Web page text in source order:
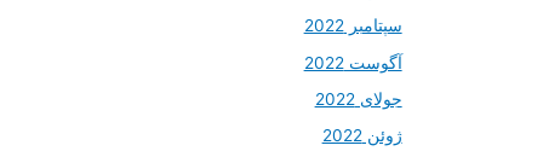
سپتامبر 2022
آگوست 2022
جولای 2022
ژوئن 2022